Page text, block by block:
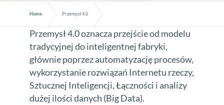
Home Przemysł 4.0
Przemysł 4.0 oznacza przejście od modelu
tradycyjnej do inteligentnej fabryki,
głównie poprzez automatyzację procesów,
wykorzystanie rozwiązań Internetu rzeczy,
Sztucznej Inteligencji, Łączności i analizy
dużej ilości danych (Big Data).